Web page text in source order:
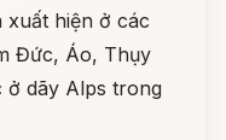
xuất hiện ở các
Đức, Áo, Thụy
ở dãy Alps trong